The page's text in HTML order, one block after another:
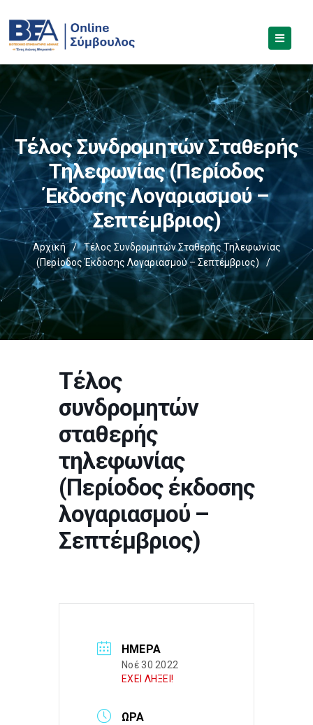
Τέλος Συνδρομητών Σταθερής
Τηλεφωνίας (Περίοδος
Έκδοσης Λογαριασμού –
Σεπτέμβριος)
Αρχική /
Τέλος Συνδρομητών Σταθερής Τηλεφωνίας
(Περίοδος Έκδοσης Λογαριασμού – Σεπτέμβριος)
/
Τέλος
συνδρομητών
σταθερής
τηλεφωνίας
(Περίοδος έκδοσης
λογαριασμού –
Σεπτέμβριος)
ΗΜΈΡΑ
Νοέ 30 2022
ΕΧΕΙ ΛΗΞΕΙ!
ΏΡΑ